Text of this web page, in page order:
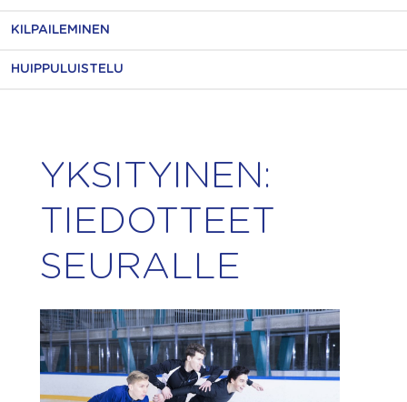
KILPAILEMINEN
HUIPPULUISTELU
YKSITYINEN:
TIEDOTTEET
SEURALLE